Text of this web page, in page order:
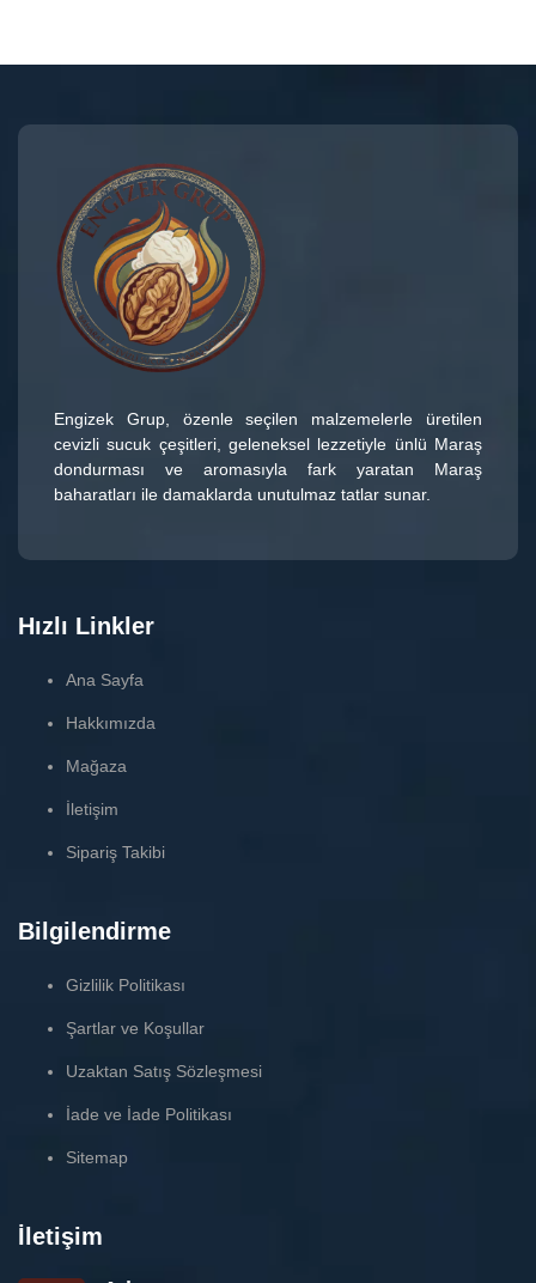
Engizek Grup, özenle seçilen malzemelerle üretilen
cevizli sucuk çeşitleri, geleneksel lezzetiyle ünlü Maraş
dondurması ve aromasıyla fark yaratan Maraş
baharatları ile damaklarda unutulmaz tatlar sunar.
Hızlı Linkler
Ana Sayfa
Hakkımızda
Mağaza
İletişim
Sipariş Takibi
Bilgilendirme
Gizlilik Politikası
Şartlar ve Koşullar
Uzaktan Satış Sözleşmesi
İade ve İade Politikası
Sitemap
İletişim